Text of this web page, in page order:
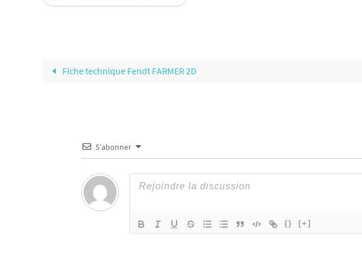
Fiche technique Fendt FARMER 2D
S’abonner
{} [+]